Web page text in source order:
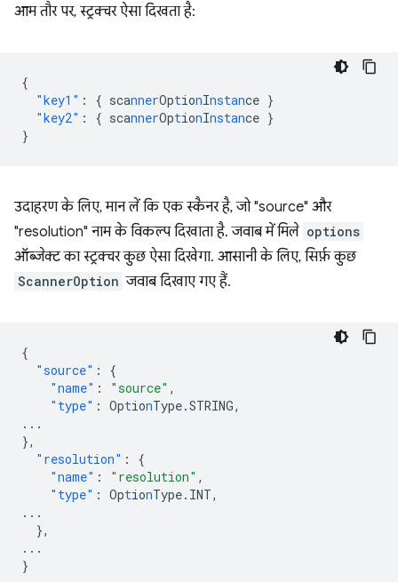
आम तौर पर, स्ट्रक्चर ऐसा दिखता है:
{
"key1" : { scannerOptionInstance }
"key2" : { scannerOptionInstance }
}
उदाहरण के लिए, मान लें कि एक स्कैनर है, जो "source" और
"resolution" नाम के विकल्प दिखाता है. जवाब में मिले options
ऑब्जेक्ट का स्ट्रक्चर कुछ ऐसा दिखेगा. आसानी के लिए, सिर्फ़ कुछ
ScannerOption जवाब दिखाए गए हैं.
{
"source" :
{
"name" : "source" ,
"type" : OptionType.STRING,
...
},
"resolution" :
{
"name" : "resolution" ,
"type" : OptionType.INT,
...
},
...
}